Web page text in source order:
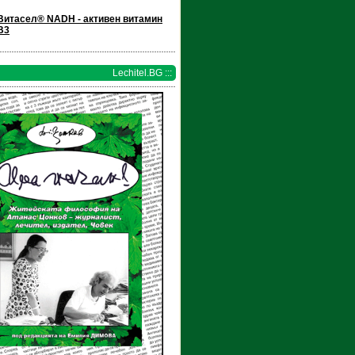
NADH - активен витамин
Lechitel.BG :::